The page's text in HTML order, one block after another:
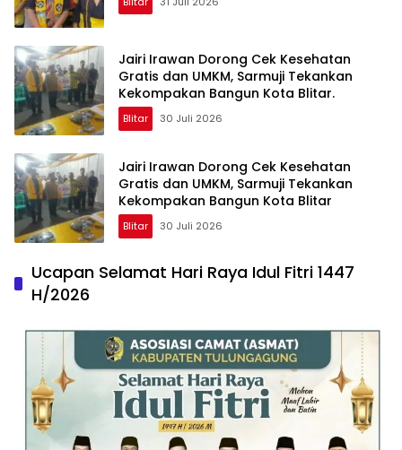
Jairi Irawan Dorong Cek Kesehatan
Gratis dan UMKM, Sarmuji Tekankan
Kekompakan Bangun Kota Blitar.
Blitar 30 Juli 2026
Jairi Irawan Dorong Cek Kesehatan
Gratis dan UMKM, Sarmuji Tekankan
Kekompakan Bangun Kota Blitar
Blitar 30 Juli 2026
Ucapan Selamat Hari Raya Idul Fitri 1447
H/2026